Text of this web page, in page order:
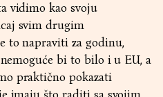
vidimo kao svoju
svim drugim
to napraviti za godinu,
bi to bilo i u EU, a
praktično pokazati